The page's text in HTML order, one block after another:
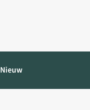
Nieuw